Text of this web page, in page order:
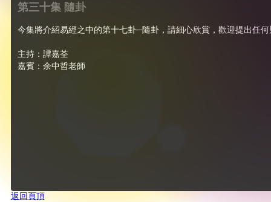
第三十集 隨卦
今集將介紹易經之中的第十七卦─隨卦，請細心欣賞，歡迎提出任
主持：譚嘉荃
嘉賓：余中哲老師
返回頁頂